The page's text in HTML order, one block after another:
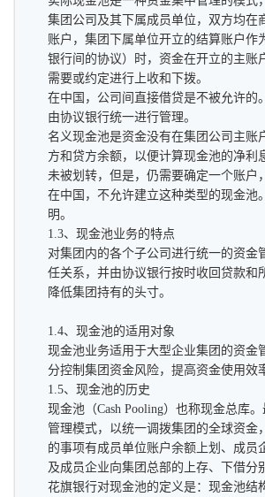
集团公司及其下属成员单位，双方均在
账户，集团下属单位开立的结算账户
银行间的协议）时，资金在开立的主账
需要或约定进行上收和下拨。
在中国，公司间直接借贷是不被允许的
由协议银行统一进行管理。
名义现金池是资金没有在集团公司主
方和贷方余额，以便计算现金池的净
未被划转，但是，仍需要确定一个账户
在中国，不允许建立这种类型的现金池
明。
1.3、现金池业务的特点
对集团内的各个子公司进行统一的资
任关系，并由协议银行按时收回贷款和
降低集团持有的头寸。
1.4、现金池的适用对象
现金池业务适用于大型企业集团的资金
分控制集团资金风险，提高资金使用效
1.5、现金池的历史
现金池（Cash Pooling）也称现金总库
管理模式，以统一调拨集团的全球资金
的事项有成员单位账户余额上划、成
及成员企业向集团总部的上存、下借
花旗银行对现金池的定义是：现金池结